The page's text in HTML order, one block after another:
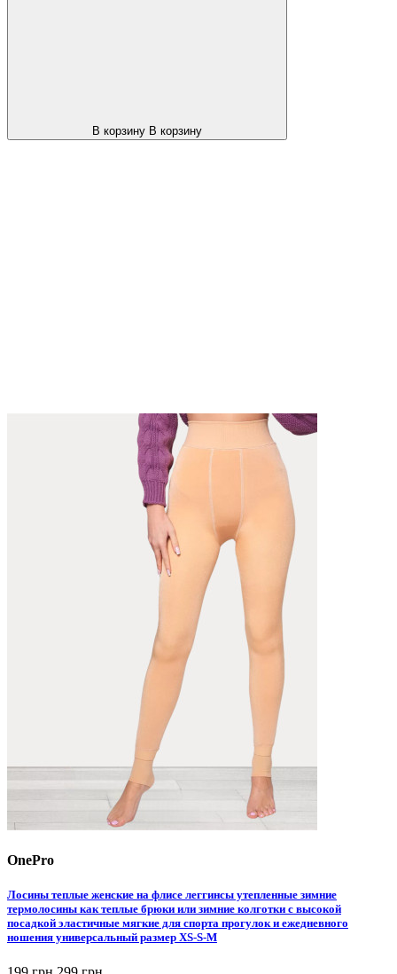
В корзину В корзину
OnePro
Лосины теплые женские на флисе леггинсы утепленные зимние
термолосины как теплые брюки или зимние колготки с высокой
посадкой эластичные мягкие для спорта прогулок и ежедневного
ношения универсальный размер XS-S-M